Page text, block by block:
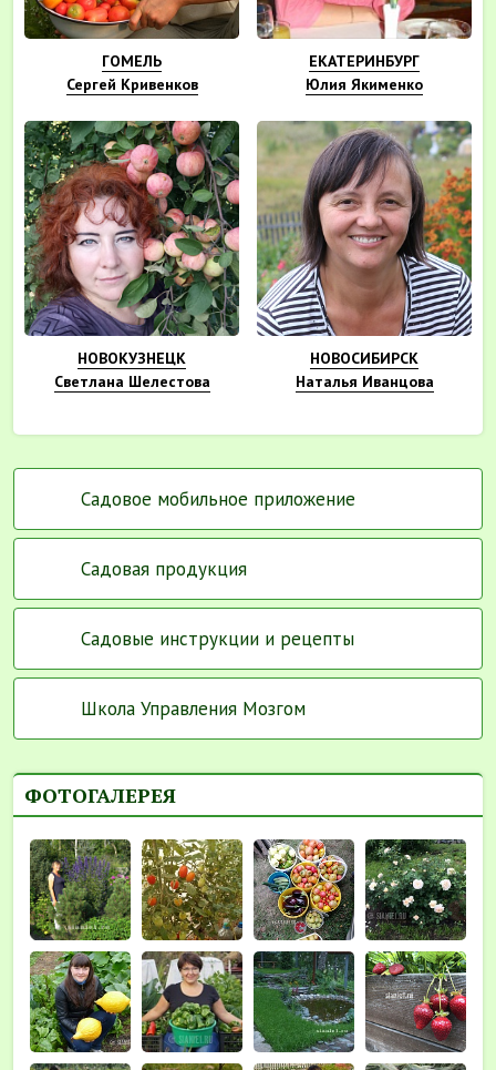
ГОМЕЛЬ
Сергей Кривенков
ЕКАТЕРИНБУРГ
Юлия Якименко
НОВОКУЗНЕЦК
Светлана Шелестова
НОВОСИБИРСК
Наталья Иванцова
Садовое мобильное приложение
Садовая продукция
Садовые инструкции и рецепты
Школа Управления Мозгом
ФОТОГАЛЕРЕЯ